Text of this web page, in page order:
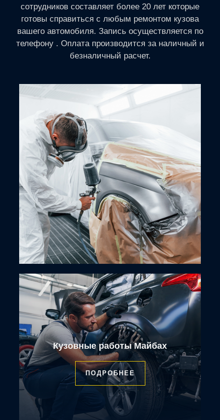
сотрудников составляет более 20 лет которые
готовы справиться с любым ремонтом кузова
вашего автомобиля. Запись осуществляется по
телефону . Оплата производится за наличный и
безналичный расчет.
Кузовные работы Майбах
ПОДРОБНЕЕ